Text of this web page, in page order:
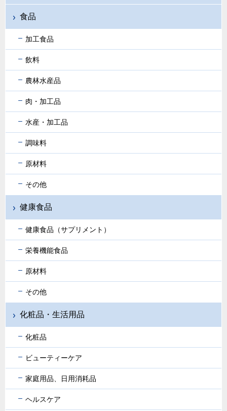
食品
加工食品
飲料
農林水産品
肉・加工品
水産・加工品
調味料
原材料
その他
健康食品
健康食品（サプリメント）
栄養機能食品
原材料
その他
化粧品・生活用品
化粧品
ビューティーケア
家庭用品、日用消耗品
ヘルスケア